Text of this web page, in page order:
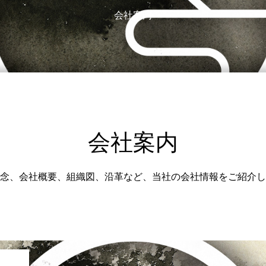
会社案内
会社案内
、会社概要、組織図、沿革など、当社の会社情報をご紹介